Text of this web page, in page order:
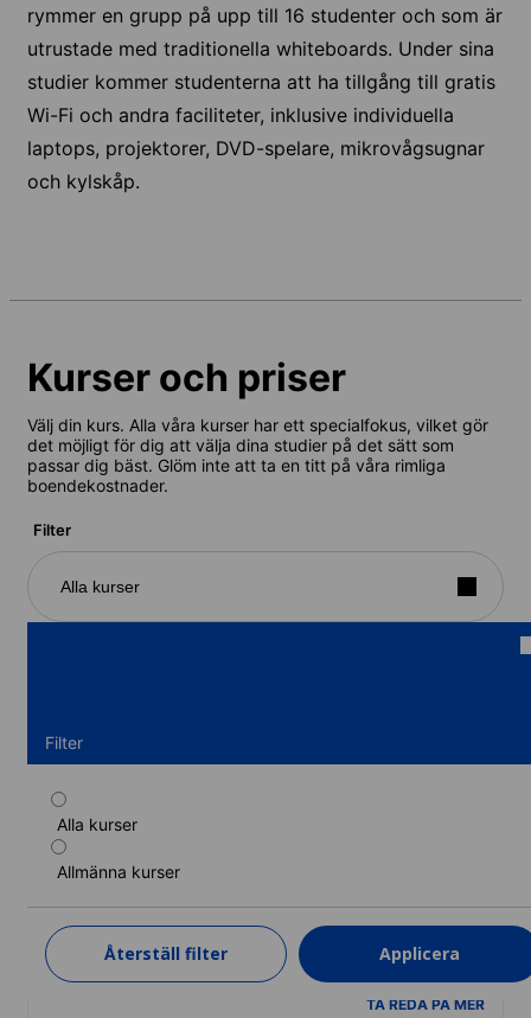
rymmer en grupp på upp till 16 studenter och som är
utrustade med traditionella whiteboards. Under sina
studier kommer studenterna att ha tillgång till gratis
Wi-Fi och andra faciliteter, inklusive individuella
laptops, projektorer, DVD-spelare, mikrovågsugnar
och kylskåp.
Kurser och priser
Välj din kurs. Alla våra kurser har ett specialfokus, vilket gör
det möjligt för dig att välja dina studier på det sätt som
passar dig bäst. Glöm inte att ta en titt på våra rimliga
boendekostnader.
Filter
Alla kurser
Filter
Alla kurser
Allmänna kurser
Återställ filter Applicera
Standardkurs
Kurslängd: 1 - 52 veckor
1 vecka
5 931 SEK
TA REDA PÅ MER